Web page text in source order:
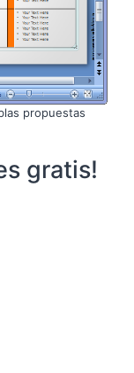
propuestas
gratis!